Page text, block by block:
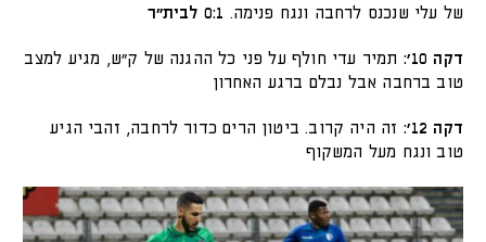
של עלי שנכנס לרחבה ונגח פנימה. 0:1 לבית״ר
דקה 10׳:
תמיר עדי חולף על פני כל ההגנה של ק״ש, מגיע למצב
טוב ברחבה אבל נבלם ברגע האחרון
דקה 12׳:
זה היה קרוב. ביטון הרים כדור לרחבה, זהבי הגיע
טוב ונגח מעל המשקוף